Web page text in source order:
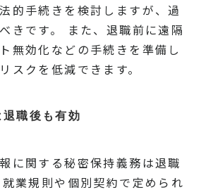
的手続きを検討しますが、過
きです。 また、退職前に遠隔
無効化などの手続きを準備し
スクを低減できます。
職後も有効
に関する秘密保持義務は退職
業規則や個別契約で定められ